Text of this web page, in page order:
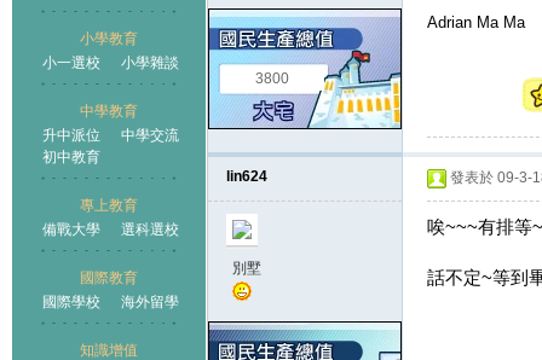
小學教育
小一選校
小學雜談
中學教育
升中派位
中學交流
初中教育
專上教育
備戰大學
選科選校
國際教育
國際學校
海外留學
知識增值
3800
Adrian Ma Ma
lin624
別墅
發表於 09-3-
唉~~~有排等
話不定~等到